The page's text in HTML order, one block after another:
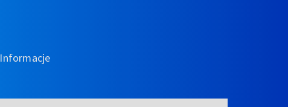
Informacje